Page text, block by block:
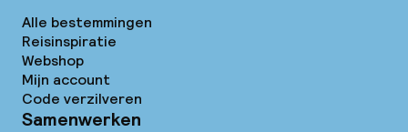
Alle bestemmingen
Reisinspiratie
Webshop
Mijn account
Code verzilveren
Samenwerken